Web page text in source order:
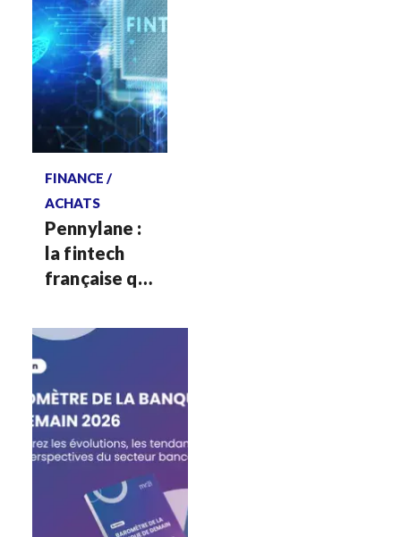
Pennylane :
la fintech
française qui
réinventer la
en Europe
FINANCE /
ACHATS